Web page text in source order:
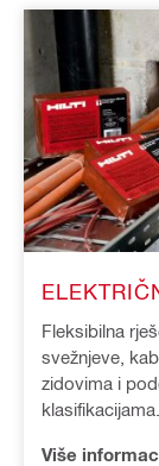
Fleksibilna
svežnjeve,
zidovima i
klasifikacijama.
Više